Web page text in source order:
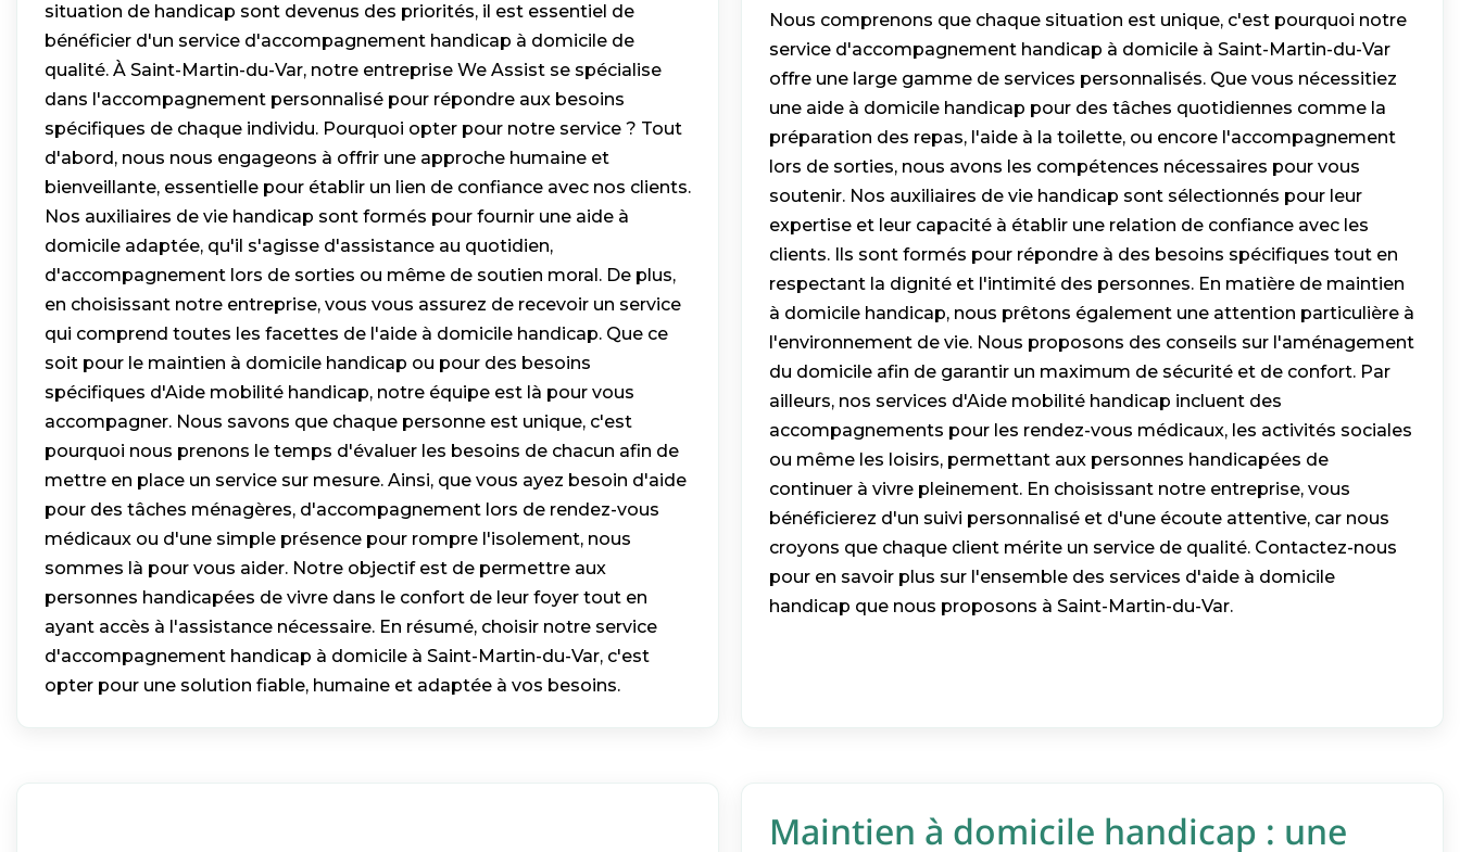
situation de handicap sont devenus des priorités, il est essentiel de
bénéficier d'un service d'accompagnement handicap à domicile de
qualité. À Saint-Martin-du-Var, notre entreprise We Assist se spécialise
dans l'accompagnement personnalisé pour répondre aux besoins
spécifiques de chaque individu. Pourquoi opter pour notre service ? Tout
d'abord, nous nous engageons à offrir une approche humaine et
bienveillante, essentielle pour établir un lien de confiance avec nos clients.
Nos auxiliaires de vie handicap sont formés pour fournir une aide à
domicile adaptée, qu'il s'agisse d'assistance au quotidien,
d'accompagnement lors de sorties ou même de soutien moral. De plus,
en choisissant notre entreprise, vous vous assurez de recevoir un service
qui comprend toutes les facettes de l'aide à domicile handicap. Que ce
soit pour le maintien à domicile handicap ou pour des besoins
spécifiques d'Aide mobilité handicap, notre équipe est là pour vous
accompagner. Nous savons que chaque personne est unique, c'est
pourquoi nous prenons le temps d'évaluer les besoins de chacun afin de
mettre en place un service sur mesure. Ainsi, que vous ayez besoin d'aide
pour des tâches ménagères, d'accompagnement lors de rendez-vous
médicaux ou d'une simple présence pour rompre l'isolement, nous
sommes là pour vous aider. Notre objectif est de permettre aux
personnes handicapées de vivre dans le confort de leur foyer tout en
ayant accès à l'assistance nécessaire. En résumé, choisir notre service
d'accompagnement handicap à domicile à Saint-Martin-du-Var, c'est
opter pour une solution fiable, humaine et adaptée à vos besoins.
Nous comprenons que chaque situation est unique, c'est pourquoi notre
service d'accompagnement handicap à domicile à Saint-Martin-du-Var
offre une large gamme de services personnalisés. Que vous nécessitiez
une aide à domicile handicap pour des tâches quotidiennes comme la
préparation des repas, l'aide à la toilette, ou encore l'accompagnement
lors de sorties, nous avons les compétences nécessaires pour vous
soutenir. Nos auxiliaires de vie handicap sont sélectionnés pour leur
expertise et leur capacité à établir une relation de confiance avec les
clients. Ils sont formés pour répondre à des besoins spécifiques tout en
respectant la dignité et l'intimité des personnes. En matière de maintien
à domicile handicap, nous prêtons également une attention particulière à
l'environnement de vie. Nous proposons des conseils sur l'aménagement
du domicile afin de garantir un maximum de sécurité et de confort. Par
ailleurs, nos services d'Aide mobilité handicap incluent des
accompagnements pour les rendez-vous médicaux, les activités sociales
ou même les loisirs, permettant aux personnes handicapées de
continuer à vivre pleinement. En choisissant notre entreprise, vous
bénéficierez d'un suivi personnalisé et d'une écoute attentive, car nous
croyons que chaque client mérite un service de qualité. Contactez-nous
pour en savoir plus sur l'ensemble des services d'aide à domicile
handicap que nous proposons à Saint-Martin-du-Var.
Maintien à domicile handicap : une